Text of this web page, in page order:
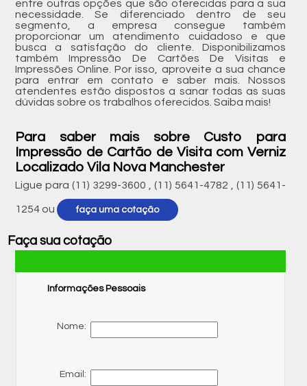
entre outras opções que são oferecidas para a sua
necessidade. Se diferenciado dentro de seu
segmento, a empresa consegue também
proporcionar um atendimento cuidadoso e que
busca a satisfação do cliente. Disponibilizamos
também Impressão De Cartões De Visitas e
Impressões Online. Por isso, aproveite a sua chance
para entrar em contato e saber mais. Nossos
atendentes estão dispostos a sanar todas as suas
dúvidas sobre os trabalhos oferecidos. Saiba mais!
Para saber mais sobre Custo para
Impressão de Cartão de Visita com Verniz
Localizado Vila Nova Manchester
Ligue para (11) 3299-3600 ,(11) 5641-4782 ,(11) 5641-
1254 ou faça uma cotação
Faça sua cotação
Informações Pessoais
Nome:
Email: